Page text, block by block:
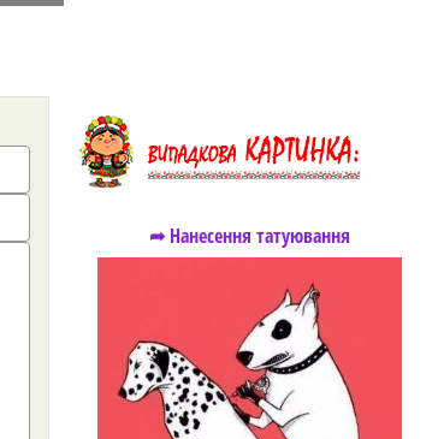
➦ Нанесення татуювання